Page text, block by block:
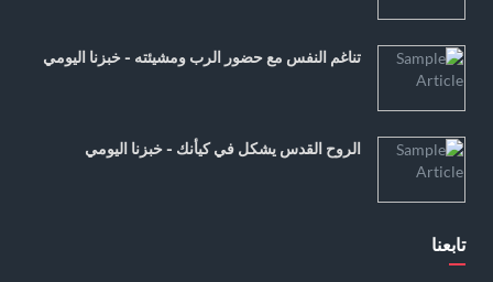
تناغم النفس مع حضور الرب ومشيئته - خبزنا اليومي
الروح القدس يشكل في كيأنك - خبزنا اليومي
تابعنا